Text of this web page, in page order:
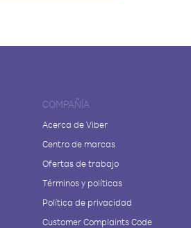
COMPAÑÍA
Acerca de Viber
Centro de marcas
Ofertas de trabajo
Términos y políticas
Política de privacidad
Customer Complaints Code